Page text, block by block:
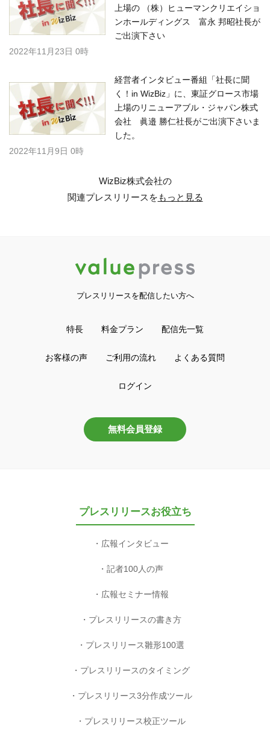
上場の （株）ヒューマンクリエイショ
ンホールディングス 富永 邦昭社長が
ご出演下さい
2022年11月23日 0時
経営者インタビュー番組「社長に聞
く！in WizBiz」に、東証グロース市場
上場のリニューアブル・ジャパン株式
会社 眞邉 勝仁社長がご出演下さいま
した。
2022年11月9日 0時
WizBiz株式会社の
関連プレスリリースをもっと見る
プレスリリースを配信したい方へ
特長 料金プラン 配信先一覧
お客様の声 ご利用の流れ よくある質問
ログイン
無料会員登録
プレスリリースお役立ち
広報インタビュー
記者100人の声
広報セミナー情報
プレスリリースの書き方
プレスリリース雛形100選
プレスリリースのタイミング
プレスリリース3分作成ツール
プレスリリース校正ツール